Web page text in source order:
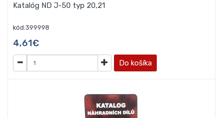
Katalóg ND J-50 typ 20,21
kód:399998
4,61€
Do košíka